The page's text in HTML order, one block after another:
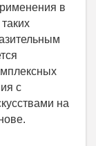
в
с
на